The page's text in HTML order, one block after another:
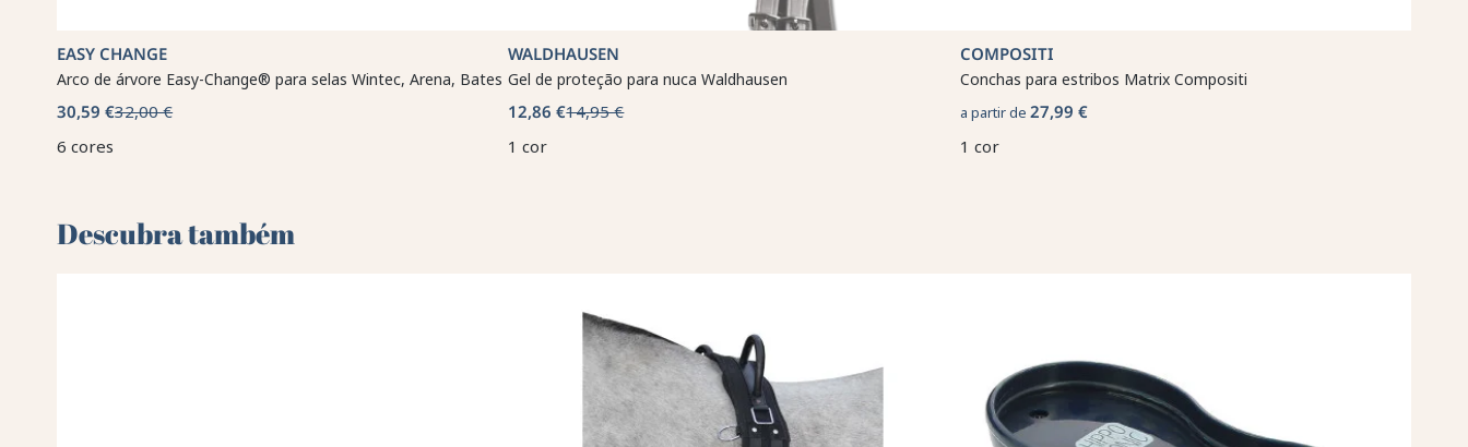
EASY CHANGE
Arco de árvore Easy-Change® para selas Wintec, Arena, Bates
30,59 €32,00 €
6 cores
WALDHAUSEN
Gel de proteção para nuca Waldhausen
12,86 €14,95 €
1 cor
COMPOSITI
Conchas para estribos Matrix Compositi
a partir de 27,99 €
1 cor
Descubra também 🌻